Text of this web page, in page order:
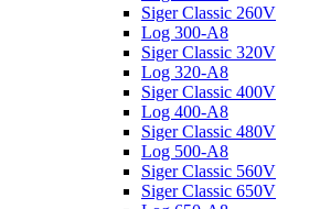
Siger Classic 260V
Log 300-A8
Siger Classic 320V
Log 320-A8
Siger Classic 400V
Log 400-A8
Siger Classic 480V
Log 500-A8
Siger Classic 560V
Siger Classic 650V